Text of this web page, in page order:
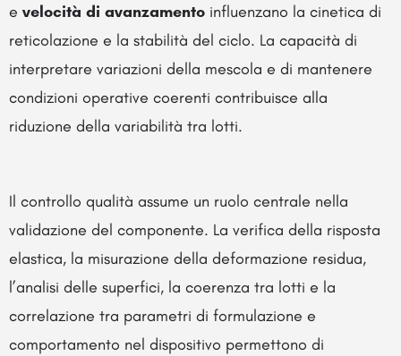
e velocità di avanzamento influenzano la cinetica di
reticolazione e la stabilità del ciclo. La capacità di
interpretare variazioni della mescola e di mantenere
condizioni operative coerenti contribuisce alla
riduzione della variabilità tra lotti.
Il controllo qualità assume un ruolo centrale nella
validazione del componente. La verifica della risposta
elastica, la misurazione della deformazione residua,
l’analisi delle superfici, la coerenza tra lotti e la
correlazione tra parametri di formulazione e
comportamento nel dispositivo permettono di